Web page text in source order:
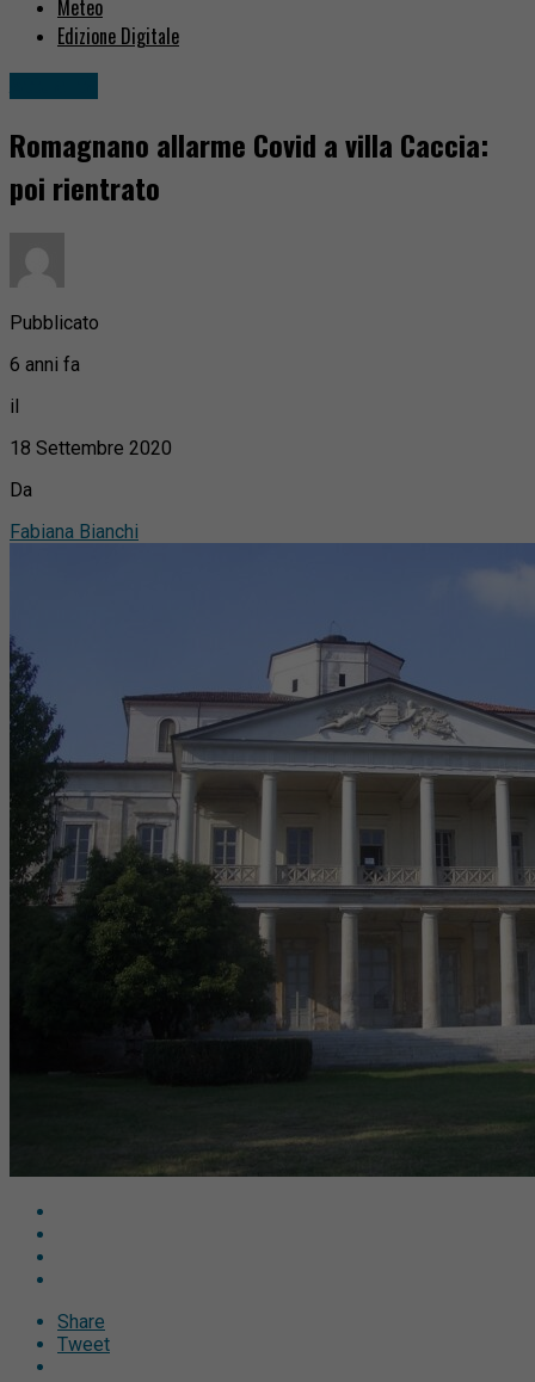
Meteo
Edizione Digitale
Romagnano allarme Covid a villa Caccia:
poi rientrato
Pubblicato
6 anni fa
il
18 Settembre 2020
Da
Fabiana Bianchi
Share
Tweet